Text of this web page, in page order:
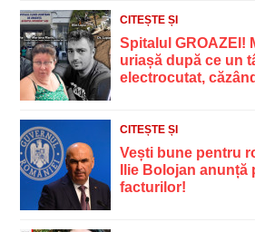
CITEȘTE ȘI
Spitalul GROAZEI!
uriașă după ce un
electrocutat,
CITEȘTE ȘI
Vești bune pentru
Ilie Bolojan anunță
facturilor!